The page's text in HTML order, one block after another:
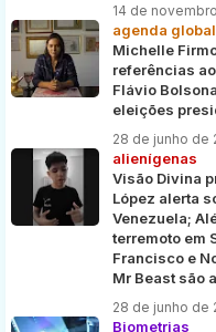
14 de
agenda
Michelle
referências
Flávio
eleições
28 de junho de
alienígenas
Visão Divina
López alerta
Venezuela;
terremoto em
Francisco e
Mr Beast são
28 de junho de
Biometrias